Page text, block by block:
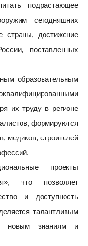
подрастающее
сегодняшних
страны, достижение
поставленных
образовательным
их труду в регионе
формируются
медиков, строителей
проекты
что позволяет
и доступность
талантливым
новым знаниям и